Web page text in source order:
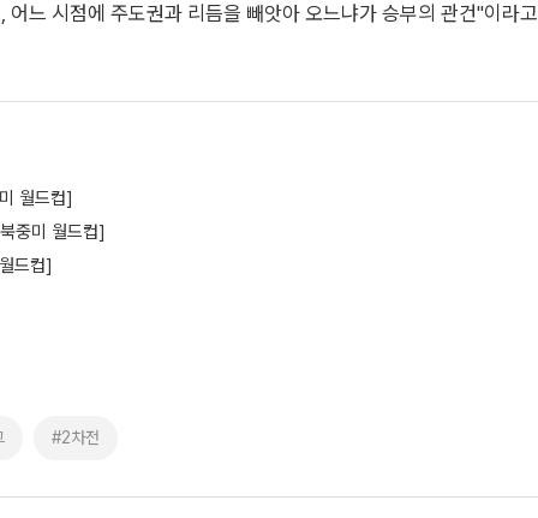
느 시점에 주도권과 리듬을 빼앗아 오느냐가 승부의 관건"이라고
월드컵]
중미 월드컵]
드컵]
#2차전